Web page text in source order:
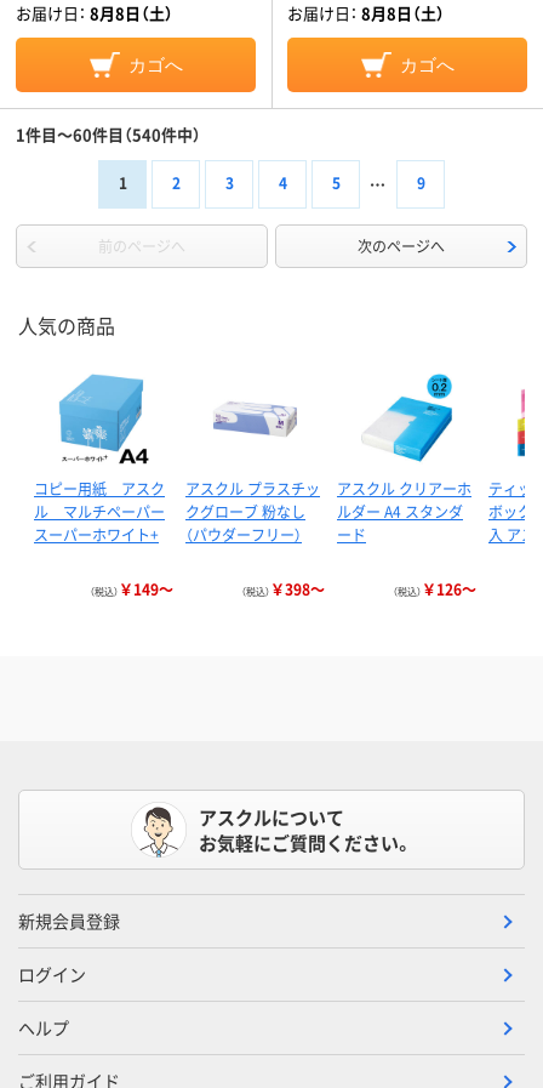
お届け日： 8月8日（土）
カゴへ
お届け日： 8月8日（土）
カゴへ
1件目～60件目（540件中）
1 2 3 4 5 9
前のページへ 次のページへ
人気の商品
コピー用紙 アスク
ル マルチペーパー
スーパーホワイト+
（税込） ￥149～
アスクル プラスチッ
クグローブ 粉なし
（パウダーフリー）
（税込） ￥398～
アスクル クリアーホ
ルダー A4 スタンダ
ード
（税込） ￥126～
ティッ
ボック
入 ア
アスクルについて
お気軽にご質問ください。
新規会員登録
ログイン
ヘルプ
ご利用ガイド